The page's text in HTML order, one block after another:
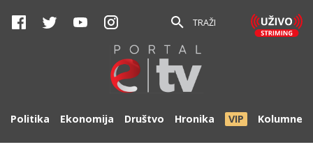
TRAŽI
Politika Ekonomija Društvo Hronika VIP Kolumne